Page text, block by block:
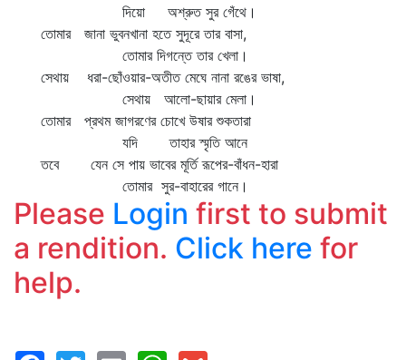
দিয়ো অশ্রুত সুর গেঁথে।
তোমার জানা ভুবনখানা হতে সুদূরে তার বাসা,
তোমার দিগন্তে তার খেলা।
সেথায় ধরা-ছোঁওয়ার-অতীত মেঘে নানা রঙের ভাষা,
সেথায় আলো-ছায়ার মেলা।
তোমার প্রথম জাগরণের চোখে উষার শুকতারা
যদি তাহার স্মৃতি আনে
তবে যেন সে পায় ভাবের মূর্তি রূপের-বাঁধন-হারা
তোমার সুর-বাহারের গানে।
Please Login first to submit
a rendition. Click here for
help.